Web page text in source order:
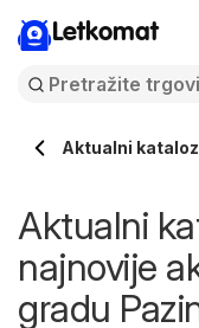
Letkomat
Aktualni
Aktualni
najnovije
gradu